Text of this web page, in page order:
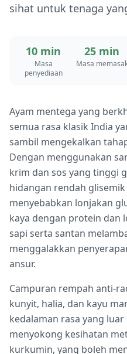
sihat untuk tenaga
10 min
Masa
penyediaan
25 min
Masa
Ayam mentega yang
semua rasa klasik India
sambil mengekalkan
Dengan menggunakan
krim dan sos yang tinggi
hidangan rendah
menyebabkan lonjakan
kaya dengan protein dan
sapi serta santan
menggalakkan
ansur.
Campuran rempah anti-
kunyit, halia, dan kayu
kedalaman rasa yang
menyokong kesihatan
kurkumin, yang boleh